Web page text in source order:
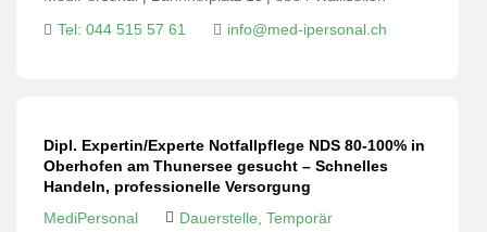
Tel: 044 515 57 61
info@med-ipersonal.ch
Dipl. Expertin/Experte Notfallpflege NDS 80-100% in
Oberhofen am Thunersee gesucht – Schnelles
Handeln, professionelle Versorgung
MediPersonal
Dauerstelle, Temporär